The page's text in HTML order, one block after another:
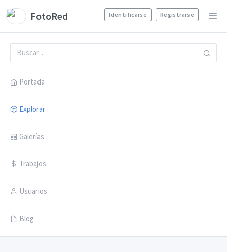
FotoRed Identificarse Registrarse
Portada
Explorar
Galerías
Trabajos
Usuarios
Blog